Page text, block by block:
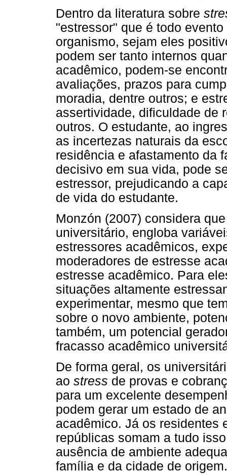
Dentro da literatura sobre
"estressor" que é todo
organismo, sejam eles
podem ser tanto internos
acadêmico, podem-se
avaliações, prazos para
moradia, dentre outros; e
assertividade, dificuldade de
outros. O estudante, ao
as incertezas naturais da
residência e afastamento da
decisivo em sua vida, pode
estressor, prejudicando a
de vida do estudante.
Monzón (2007) considera
universitário, engloba
estressores acadêmicos,
moderadores de estresse
estresse acadêmico. Para
situações altamente
experimentar, mesmo que
sobre o novo ambiente,
também, um potencial
fracasso acadêmico
De forma geral, os
ao stress de provas e
para um excelente
podem gerar um estado de
acadêmico. Já os residentes
repúblicas somam a tudo
ausência de ambiente
família e da cidade de origem.